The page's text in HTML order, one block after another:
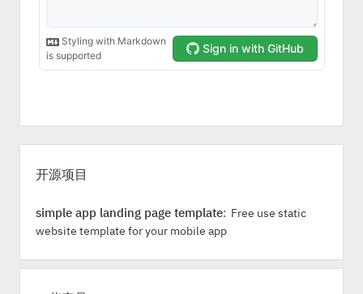
r
开源项目
simple app landing page template: Free use static
website template for your mobile app